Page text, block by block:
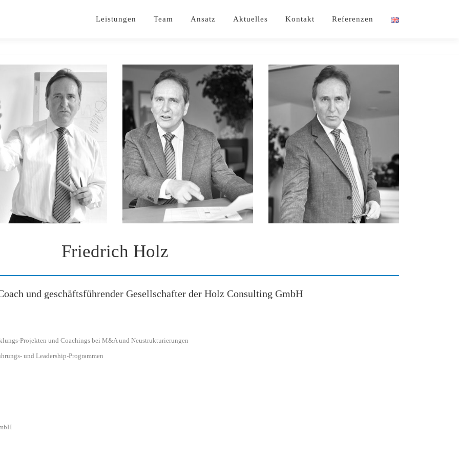
Leistungen Team Ansatz Aktuelles Kontakt Referenzen
Friedrich Holz
und geschäftsführender Gesellschafter der Holz Consulting GmbH
Projekten und Coachings bei M&A und Neustrukturierungen
und Leadership-Programmen